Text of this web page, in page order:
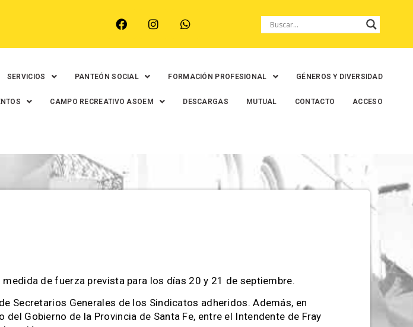
SERVICIOS PANTEÓN SOCIAL FORMACIÓN PROFESIONAL GÉNEROS Y DIVERSIDAD
CAMPO RECREATIVO ASOEM DESCARGAS MUTUAL CONTACTO ACCESO
de fuerza prevista para los días 20 y 21 de septiembre.
Secretarios Generales de los Sindicatos adheridos. Además, en
Gobierno de la Provincia de Santa Fe, entre el Intendente de Fray